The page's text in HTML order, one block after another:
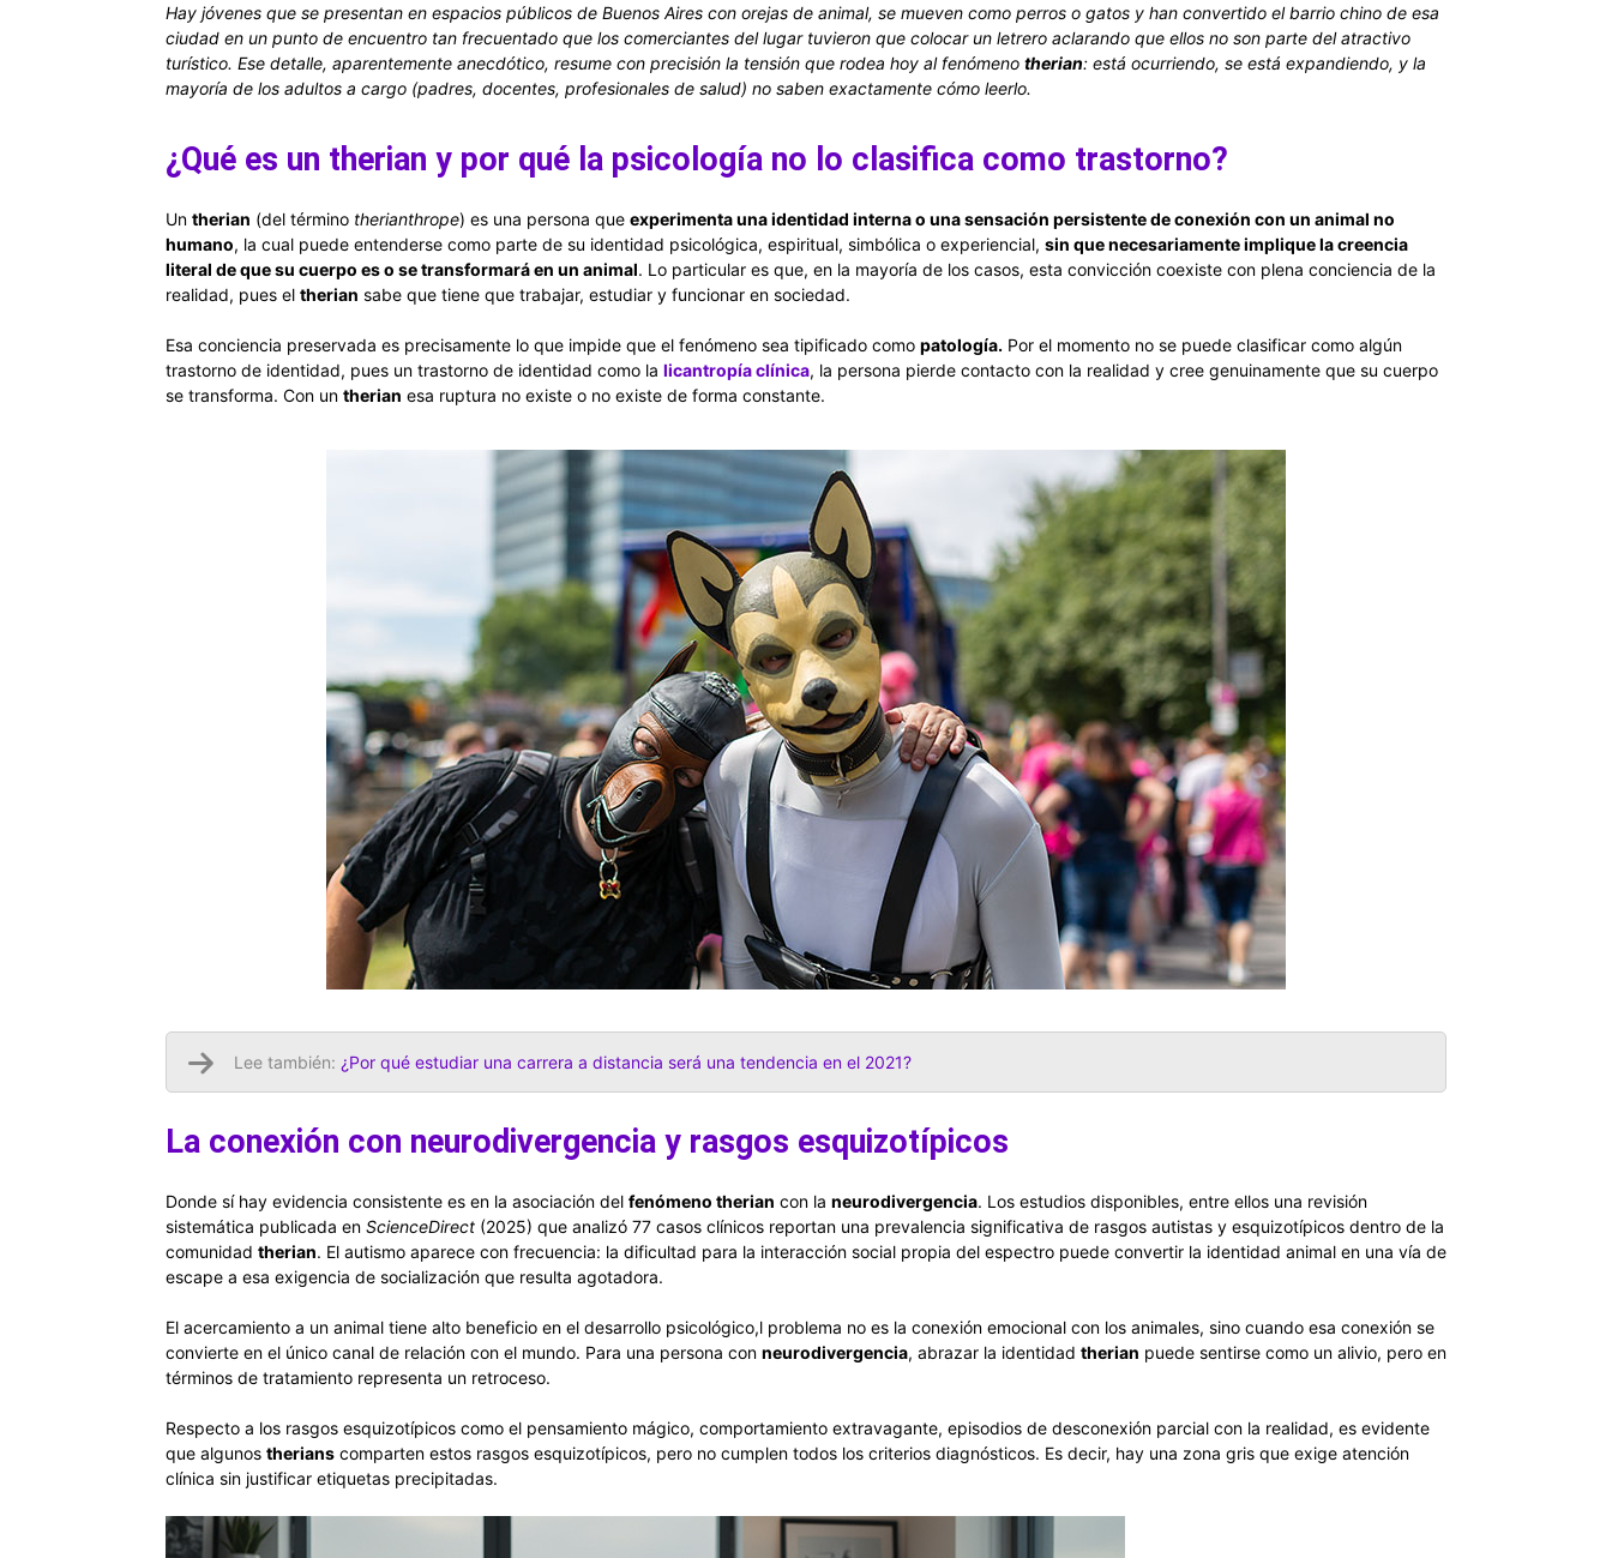
Hay jóvenes que se presentan en espacios públicos de Buenos Aires con orejas de animal, se mueven como perros o gatos y han convertido el barrio chino de esa
ciudad en un punto de encuentro tan frecuentado que los comerciantes del lugar tuvieron que colocar un letrero aclarando que ellos no son parte del atractivo
turístico. Ese detalle, aparentemente anecdótico, resume con precisión la tensión que rodea hoy al fenómeno therian: está ocurriendo, se está expandiendo, y la
mayoría de los adultos a cargo (padres, docentes, profesionales de salud) no saben exactamente cómo leerlo.
¿Qué es un therian y por qué la psicología no lo clasifica como trastorno?
Un therian (del término therianthrope) es una persona que experimenta una identidad interna o una sensación persistente de conexión con un animal no
humano, la cual puede entenderse como parte de su identidad psicológica, espiritual, simbólica o experiencial, sin que necesariamente implique la creencia
literal de que su cuerpo es o se transformará en un animal. Lo particular es que, en la mayoría de los casos, esta convicción coexiste con plena conciencia de la
realidad, pues el therian sabe que tiene que trabajar, estudiar y funcionar en sociedad.
Esa conciencia preservada es precisamente lo que impide que el fenómeno sea tipificado como patología. Por el momento no se puede clasificar como algún
trastorno de identidad, pues un trastorno de identidad como la licantropía clínica, la persona pierde contacto con la realidad y cree genuinamente que su cuerpo
se transforma. Con un therian esa ruptura no existe o no existe de forma constante.
Lee también: ¿Por qué estudiar una carrera a distancia será una tendencia en el 2021?
La conexión con neurodivergencia y rasgos esquizotípicos
Donde sí hay evidencia consistente es en la asociación del fenómeno therian con la neurodivergencia. Los estudios disponibles, entre ellos una revisión
sistemática publicada en ScienceDirect (2025) que analizó 77 casos clínicos reportan una prevalencia significativa de rasgos autistas y esquizotípicos dentro de la
comunidad therian. El autismo aparece con frecuencia: la dificultad para la interacción social propia del espectro puede convertir la identidad animal en una vía de
escape a esa exigencia de socialización que resulta agotadora.
El acercamiento a un animal tiene alto beneficio en el desarrollo psicológico,l problema no es la conexión emocional con los animales, sino cuando esa conexión se
convierte en el único canal de relación con el mundo. Para una persona con neurodivergencia, abrazar la identidad therian puede sentirse como un alivio, pero en
términos de tratamiento representa un retroceso.
Respecto a los rasgos esquizotípicos como el pensamiento mágico, comportamiento extravagante, episodios de desconexión parcial con la realidad, es evidente
que algunos therians comparten estos rasgos esquizotípicos, pero no cumplen todos los criterios diagnósticos. Es decir, hay una zona gris que exige atención
clínica sin justificar etiquetas precipitadas.